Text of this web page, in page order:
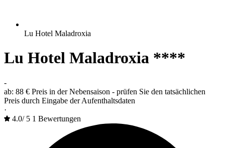
Lu Hotel Maladroxia
Lu Hotel Maladroxia ****
-
ab: 88 € Preis in der Nebensaison - prüfen Sie den tatsächlichen
Preis durch Eingabe der Aufenthaltsdaten
·
4.0/ 5 1 Bewertungen